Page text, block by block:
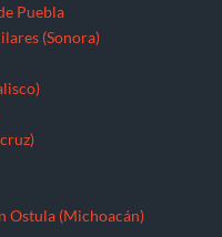
Puebla
(Sonora)
Ostula (Michoacán)